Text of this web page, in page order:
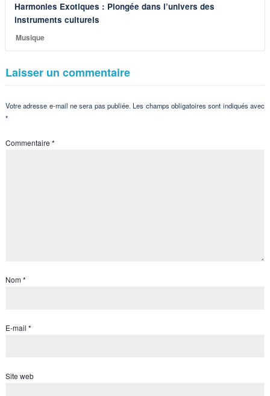
Harmonies Exotiques : Plongée dans l’univers des
instruments culturels
Musique
Laisser un commentaire
Votre adresse e-mail ne sera pas publiée. Les champs obligatoires sont indiqués avec
*
Commentaire *
Nom*
E-mail *
Site web